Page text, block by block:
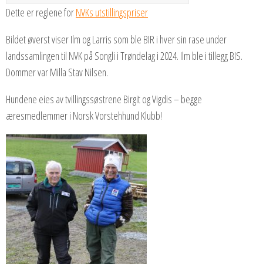
Dette er reglene forNVKs utstillingspriser
Bildet øverst viser Ilm og Larris som ble BIR i hver sin rase under
landssamlingen til NVK på Songli i Trøndelag i 2024. Ilm ble i tillegg BIS.
Dommer var Milla Stav Nilsen.
Hundene eies av tvillingssøstrene Birgit og Vigdis – begge
æresmedlemmer i Norsk Vorstehhund Klubb!